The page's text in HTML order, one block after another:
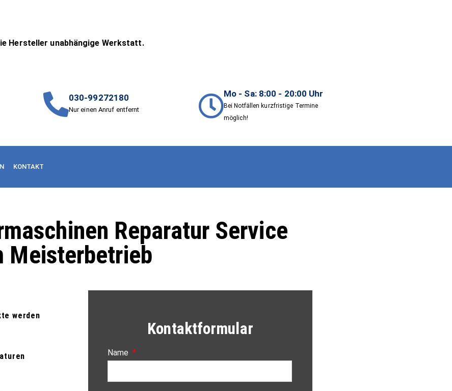
Hersteller unabhängige Werkstatt.
030-99272180
Nur einen Anruf entfernt
Mo - Sa: 8:00 - 20:00 Uhr
Bei Notfällen kurzfristige Termine
möglich!
KONTAKT
Reparatur Service
Meisterbetrieb
werden
Kontaktformular
Name